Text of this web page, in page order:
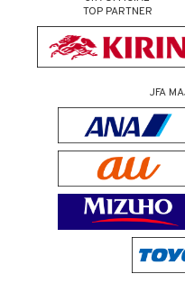
TOP PARTNER
JFA